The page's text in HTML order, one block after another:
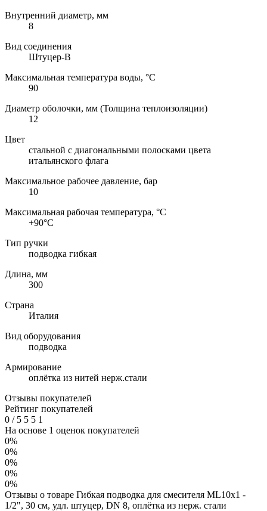
Внутренний диаметр, мм
8
Вид соединения
Штуцер-В
Максимальная температура воды, °C
90
Диаметр оболочки, мм (Толщина теплоизоляции)
12
Цвет
стальной с диагональными полосками цвета
итальянского флага
Максимальное рабочее давление, бар
10
Максимальная рабочая температура, °C
+90°C
Тип ручки
подводка гибкая
Длина, мм
300
Страна
Италия
Вид оборудования
подводка
Армирование
оплётка из нитей нерж.стали
Отзывы покупателей
Рейтинг покупателей
0 /5 5 5 1
На основе 1 оценок покупателей
0%
0%
0%
0%
0%
Отзывы о товаре Гибкая подводка для смесителя МL10х1 -
1/2", 30 см, удл. штуцер, DN 8, оплётка из нерж. стали